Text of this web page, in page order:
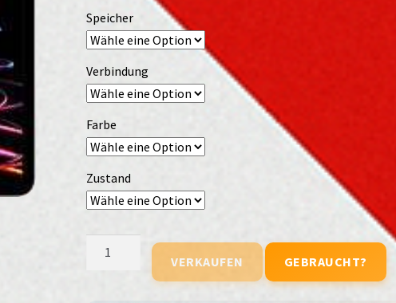
Speicher
Verbindung
Farbe
Zustand
VERKAUFEN GEBRAUCHT?